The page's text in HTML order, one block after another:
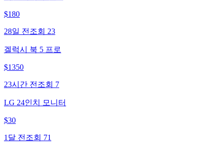
$180
28일 전 조회 23
겔럭시 북 5 프로
$1350
23시간 전 조회 7
LG 24인치 모니터
$30
1달 전 조회 71